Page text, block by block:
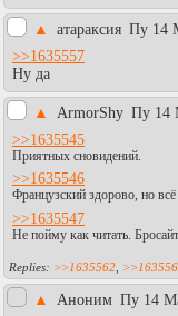
▲ атараксия Пy 14
>>1635557
Ну да
▲ АrmоrShy Пy 14
>>1635545
Приятных сновидений.
>>1635546
Французский здорово, но
>>1635547
Не пойму как читать.
>>1635562
▲ Аноним Пy 14